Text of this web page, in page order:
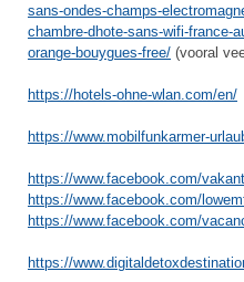
sans-ondes-champs-
chambre-dhote-sans-wifi-france-
orange-bouygues-free/ (vooral
https://hotels-ohne-wlan.com/en/
https://www.mobilfunkarmer-
https://www.facebook.com/
https://www.facebook.com/
https://www.facebook.com/
https://